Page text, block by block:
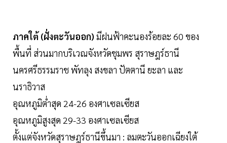
ภาคใต้ (ฝั่งตะวันออก) มีฝนฟ้าคะนองร้อยละ 60 ของ
พื้นที่ ส่วนมากบริเวณจังหวัดชุมพร สุราษฎร์ธานี
นครศรีธรรมราช พัทลุง สงขลา ปัตตานี ยะลา และ
นราธิวาส
อุณหภูมิต่ำสุด 24-26 องศาเซลเซียส
อุณหภูมิสูงสุด 29-33 องศาเซลเซียส
ตั้งแต่จังหวัดสุราษฎร์ธานีขึ้นมา : ลมตะวันออกเฉียงใต้